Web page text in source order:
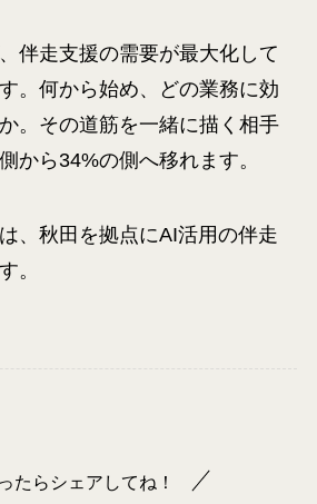
伴走支援の需要が最大化して
。何から始め、どの業務に効
。その道筋を一緒に描く相手
から34%の側へ移れます。
、秋田を拠点にAI活用の伴走
。
たらシェアしてね！